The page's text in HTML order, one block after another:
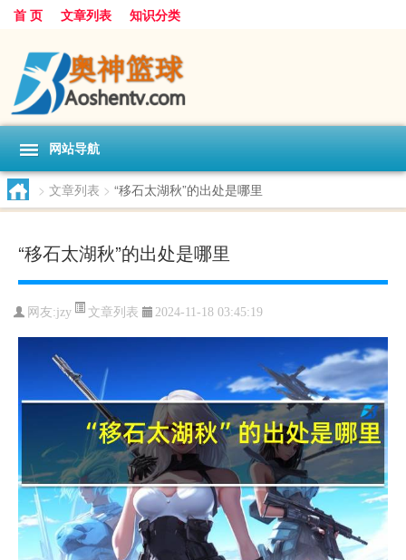
首 页 文章列表 知识分类
网站导航
> 文章列表 > “移石太湖秋”的出处是哪里
“移石太湖秋”的出处是哪里
网友:jzy 文章列表 2024-11-18 03:45:19